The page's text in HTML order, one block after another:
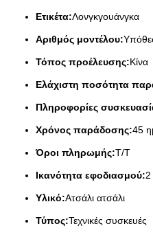
Ετικέτα:Λονγκγουάνγκα
Αριθμός μοντέλου:
Τόπος προέλευσης:Κίνα
Ελάχιστη ποσότητα
Πληροφορίες
Χρόνος παράδοσης:45
Όροι πληρωμής:Τ/Τ
Ικανότητα εφοδιασμού:2
Υλικό:Ατσάλι ατσάλι
Τύπος:Τεχνικές συσκευές